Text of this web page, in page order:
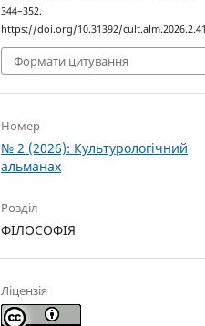
344–352.
https://doi.org/10.31392/
Формати цитування
Номер
№ 2 (2026): Культурологічний
альманах
Розділ
ФІЛОСОФІЯ
Ліцензія